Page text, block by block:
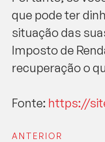
que pode ter
situação das
Imposto de
recuperação o
Fonte: https://
ANTERIOR